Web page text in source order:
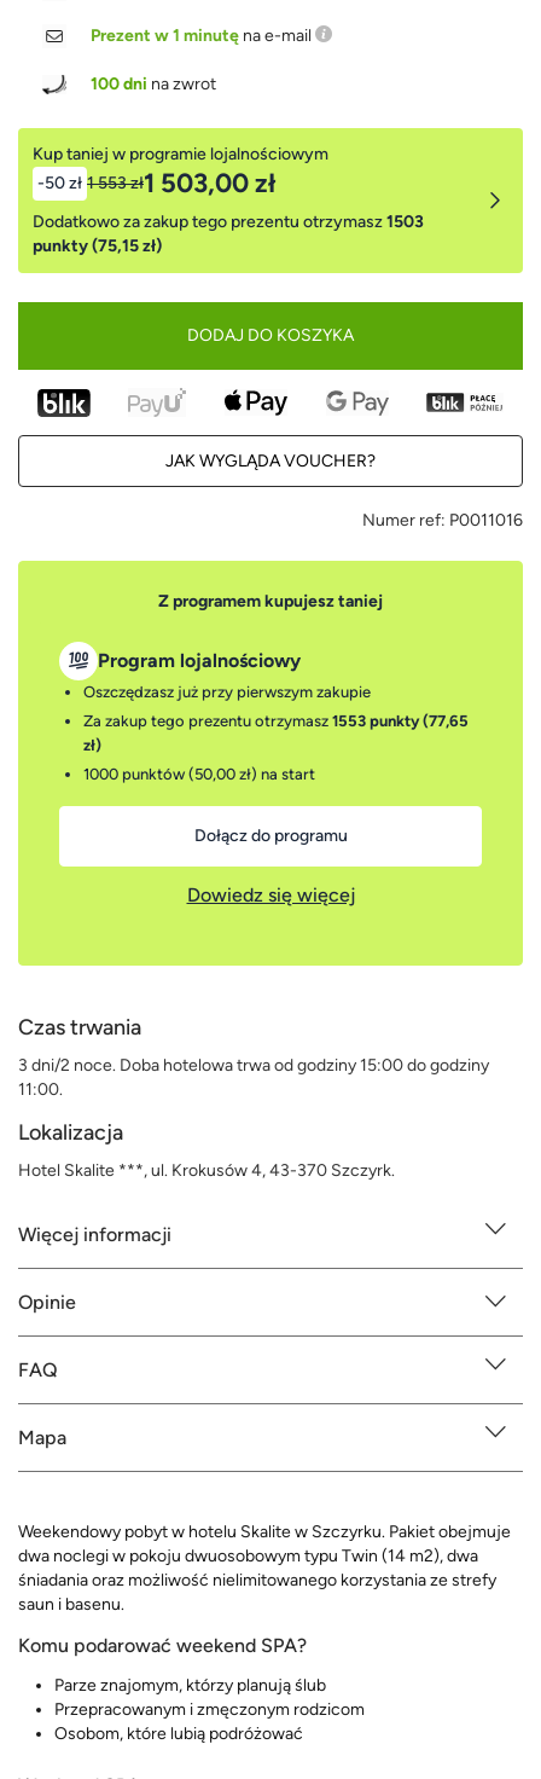
Prezent w 1 minutę na e-mail
100 dni na zwrot
Kup taniej w programie lojalnościowym
-50 zł 1 553 zł1 503,00 zł
Dodatkowo za zakup tego prezentu otrzymasz1503
punkty (75,15 zł)
DODAJ DO KOSZYKA
JAK WYGLĄDA VOUCHER?
Numer ref: P0011016
Z programem kupujesz taniej
Program lojalnościowy
Oszczędzasz już przy pierwszym zakupie
Za zakup tego prezentu otrzymasz 1553 punkty (77,65
zł)
1000 punktów (50,00 zł) na start
Dołącz do programu
Dowiedz się więcej
Czas trwania
3 dni/2 noce. Doba hotelowa trwa od godziny 15:00 do godziny
11:00.
Lokalizacja
Hotel Skalite ***, ul. Krokusów 4, 43-370 Szczyrk.
Więcej informacji
Opinie
FAQ
Mapa
Weekendowy pobyt w hotelu Skalite w Szczyrku. Pakiet obejmuje
dwa noclegi w pokoju dwuosobowym typu Twin (14 m2), dwa
śniadania oraz możliwość nielimitowanego korzystania ze strefy
saun i basenu.
Komu podarować weekend SPA?
Parze znajomym, którzy planują ślub
Przepracowanym i zmęczonym rodzicom
Osobom, które lubią podróżować